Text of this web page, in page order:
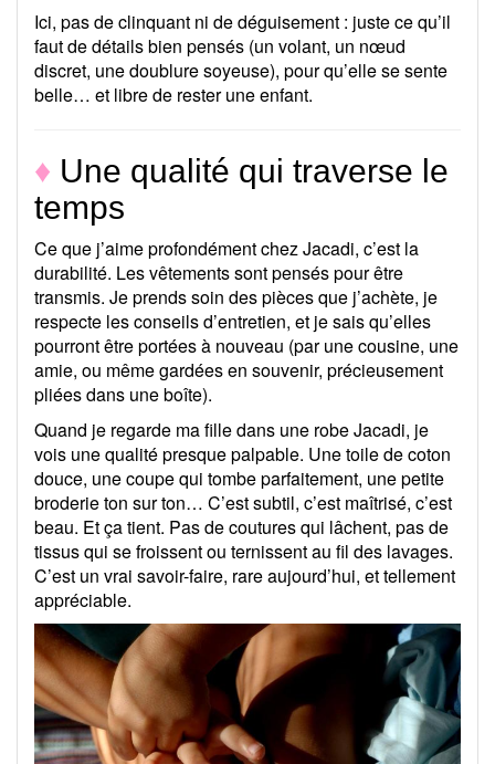
Ici, pas de clinquant ni de déguisement : juste ce qu’il
faut de détails bien pensés (un volant, un nœud
discret, une doublure soyeuse), pour qu’elle se sente
belle… et libre de rester une enfant.
♦ Une qualité qui traverse le
temps
Ce que j’aime profondément chez Jacadi, c’est la
durabilité. Les vêtements sont pensés pour être
transmis. Je prends soin des pièces que j’achète, je
respecte les conseils d’entretien, et je sais qu’elles
pourront être portées à nouveau (par une cousine, une
amie, ou même gardées en souvenir, précieusement
pliées dans une boîte).
Quand je regarde ma fille dans une robe Jacadi, je
vois une qualité presque palpable. Une toile de coton
douce, une coupe qui tombe parfaitement, une petite
broderie ton sur ton… C’est subtil, c’est maîtrisé, c’est
beau. Et ça tient. Pas de coutures qui lâchent, pas de
tissus qui se froissent ou ternissent au fil des lavages.
C’est un vrai savoir-faire, rare aujourd’hui, et tellement
appréciable.